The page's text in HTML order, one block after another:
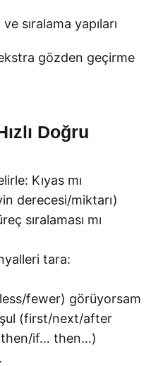
sıralama yapıları
gözden geçirme
Doğru
Kıyas mı
derecesi/miktarı)
sıralaması mı
tara:
fewer) görüyorsam
(first/next/after
if… then…)